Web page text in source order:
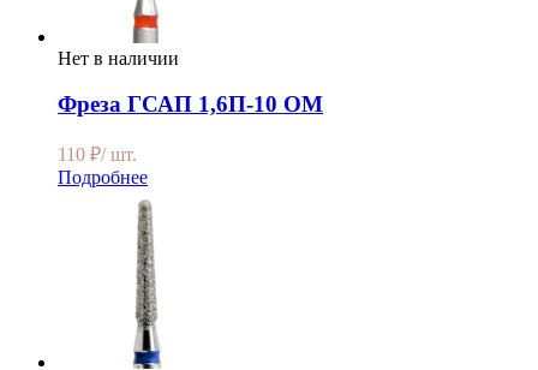
Нет в наличии
Фреза ГСАП 1,6П-10 ОМ
110 ₽/ шт.
Подробнее